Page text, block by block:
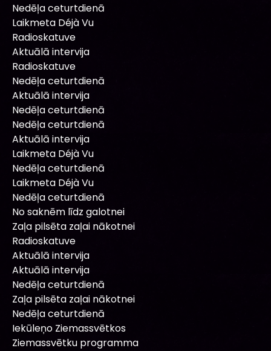
Nedēļa ceturtdienā
Laikmeta Déjà Vu
Radioskatuve
Aktuālā intervija
Radioskatuve
Nedēļa ceturtdienā
Aktuālā intervija
Nedēļa ceturtdienā
Nedēļa ceturtdienā
Aktuālā intervija
Laikmeta Déjà Vu
Nedēļa ceturtdienā
Laikmeta Déjà Vu
Nedēļa ceturtdienā
No saknēm līdz galotnei
Zaļa pilsēta zaļai nākotnei
Radioskatuve
Aktuālā intervija
Aktuālā intervija
Nedēļa ceturtdienā
Zaļa pilsēta zaļai nākotnei
Nedēļa ceturtdienā
Iekūleņo Ziemassvētkos
Ziemassvētku programma